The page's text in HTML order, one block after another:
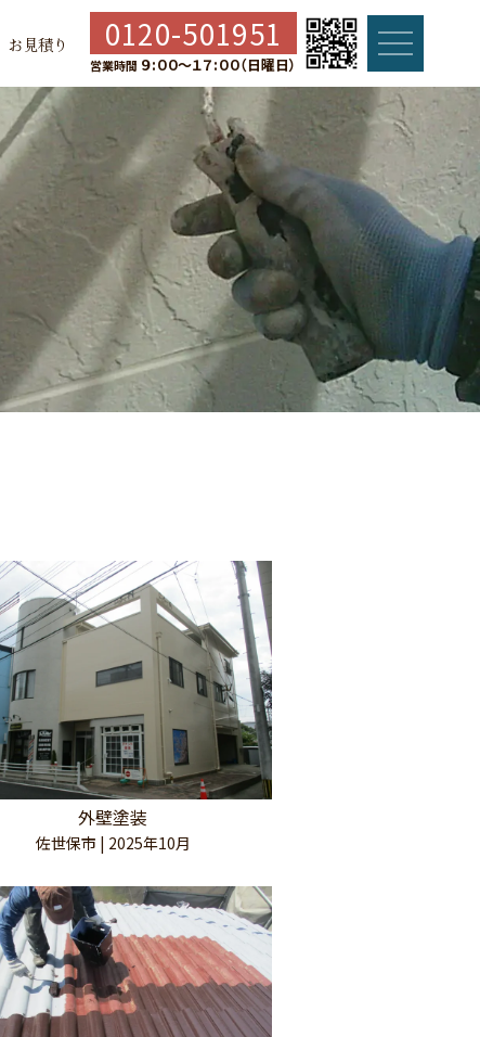
お見積り 0120-501951
営業時間 ９:００〜１７:００（日曜日）
）
外壁塗装
佐世保市 | 2025年10月